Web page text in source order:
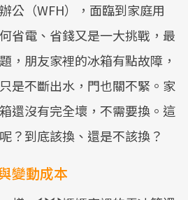
公（WFH），面臨到家庭用
省電、省錢又是一大挑戰，最
，朋友家裡的冰箱有點故障，
是不斷出水，門也關不緊。家
還沒有完全壞，不需要換。這
？到底該換、還是不該換？
變動成本